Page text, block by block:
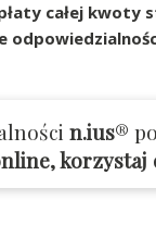
całej kwoty
n.ius®
korzystaj